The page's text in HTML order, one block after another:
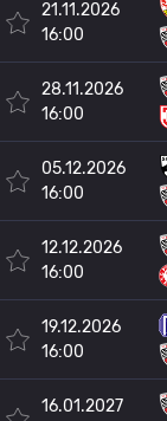
21.11.2026
16:00
28.11.2026
16:00
05.12.2026
16:00
12.12.2026
16:00
19.12.2026
16:00
16.01.2027